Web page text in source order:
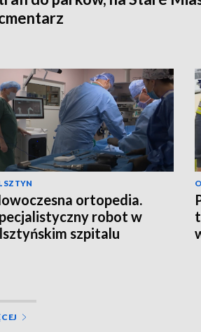
ortopedia.
robot w
szpitalu